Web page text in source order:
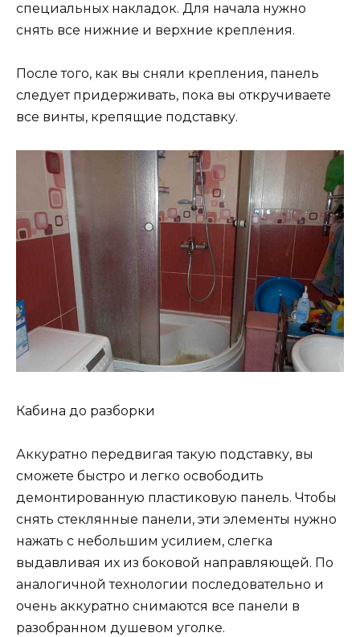
специальных накладок. Для начала нужно
снять все нижние и верхние крепления.
После того, как вы сняли крепления, панель
следует придерживать, пока вы откручиваете
все винты, крепящие подставку.
Кабина до разборки
Аккуратно передвигая такую ​​подставку, вы
сможете быстро и легко освободить
демонтированную пластиковую панель. Чтобы
снять стеклянные панели, эти элементы нужно
нажать с небольшим усилием, слегка
выдавливая их из боковой направляющей. По
аналогичной технологии последовательно и
очень аккуратно снимаются все панели в
разобранном душевом уголке.